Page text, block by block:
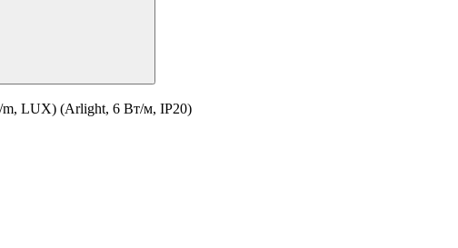
m, LUX) (Arlight, 6 Вт/м, IP20)